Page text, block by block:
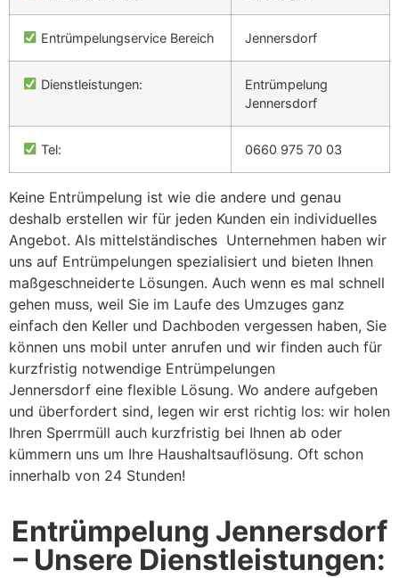
Entrümpelungservice Bereich Jennersdorf
Dienstleistungen:
Entrümpelung
Jennersdorf
Tel: 0660 975 70 03
Keine Entrümpelung ist wie die andere und genau
deshalb erstellen wir für jeden Kunden ein individuelles
Angebot. Als mittelständisches Unternehmen haben wir
uns auf Entrümpelungen spezialisiert und bieten Ihnen
maßgeschneiderte Lösungen. Auch wenn es mal schnell
gehen muss, weil Sie im Laufe des Umzuges ganz
einfach den Keller und Dachboden vergessen haben, Sie
können uns mobil unter anrufen und wir finden auch für
kurzfristig notwendige Entrümpelungen
Jennersdorf eine flexible Lösung. Wo andere aufgeben
und überfordert sind, legen wir erst richtig los: wir holen
Ihren Sperrmüll auch kurzfristig bei Ihnen ab oder
kümmern uns um Ihre Haushaltsauflösung. Oft schon
innerhalb von 24 Stunden!
Entrümpelung Jennersdorf
– Unsere Dienstleistungen: